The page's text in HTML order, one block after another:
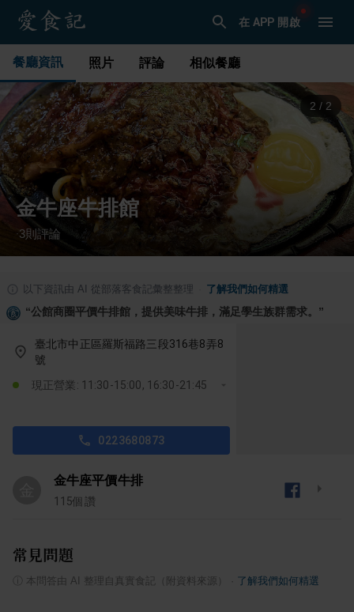
在 APP 開啟
餐廳資訊 照片 評論 相似餐廳
2 / 2
金牛座牛排館
·3則評論
以下資訊由 AI 從部落客食記彙整整理 了解我們如何精選
“公館商圈平價牛排館，提供美味牛排，滿足學生族群需求。 ”
臺北市中正區羅斯福路三段316巷8弄8
號
現正營業: 11:30-15:00, 16:30-21:45
0223680873
金牛座平價牛排
115個讚
常見問題
本問答由 AI 整理自真實食記（附資料來源） 了解我們如何精選